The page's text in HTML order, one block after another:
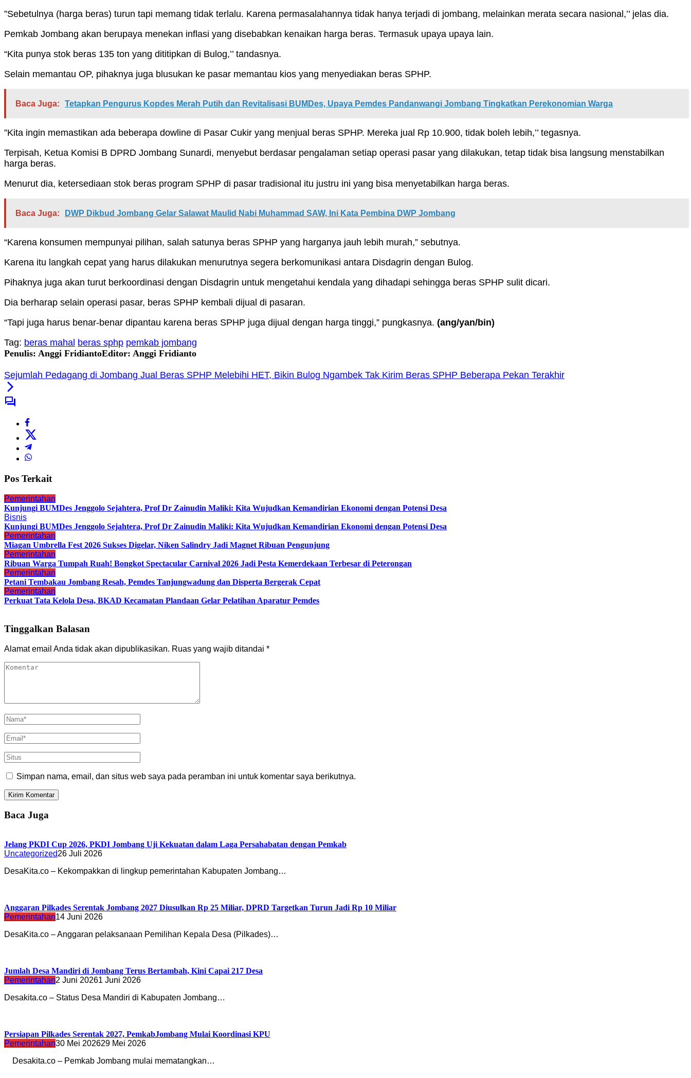
”Sebetulnya (harga beras) turun tapi memang tidak terlalu. Karena permasalahannya tidak hanya terjadi di jombang, melainkan merata secara nasional,’’ jelas dia.
Pemkab Jombang akan berupaya menekan inflasi yang disebabkan kenaikan harga beras. Termasuk upaya upaya lain.
“Kita punya stok beras 135 ton yang dititipkan di Bulog,’’ tandasnya.
Selain memantau OP, pihaknya juga blusukan ke pasar memantau kios yang menyediakan beras SPHP.
Baca Juga: Tetapkan Pengurus Kopdes Merah Putih dan Revitalisasi BUMDes, Upaya Pemdes Pandanwangi Jombang Tingkatkan Perekonomian Warga
”Kita ingin memastikan ada beberapa dowline di Pasar Cukir yang menjual beras SPHP. Mereka jual Rp 10.900, tidak boleh lebih,’’ tegasnya.
Terpisah, Ketua Komisi B DPRD Jombang Sunardi, menyebut berdasar pengalaman setiap operasi pasar yang dilakukan, tetap tidak bisa langsung menstabilkan
harga beras.
Menurut dia, ketersediaan stok beras program SPHP di pasar tradisional itu justru ini yang bisa menyetabilkan harga beras.
Baca Juga: DWP Dikbud Jombang Gelar Salawat Maulid Nabi Muhammad SAW, Ini Kata Pembina DWP Jombang
“Karena konsumen mempunyai pilihan, salah satunya beras SPHP yang harganya jauh lebih murah,” sebutnya.
Karena itu langkah cepat yang harus dilakukan menurutnya segera berkomunikasi antara Disdagrin dengan Bulog.
Pihaknya juga akan turut berkoordinasi dengan Disdagrin untuk mengetahui kendala yang dihadapi sehingga beras SPHP sulit dicari.
Dia berharap selain operasi pasar, beras SPHP kembali dijual di pasaran.
“Tapi juga harus benar-benar dipantau karena beras SPHP juga dijual dengan harga tinggi,” pungkasnya. (ang/yan/bin)
Tag: beras mahal beras sphp pemkab jombang
Penulis: Anggi FridiantoEditor: Anggi Fridianto
Sejumlah Pedagang di Jombang Jual Beras SPHP Melebihi HET, Bikin Bulog Ngambek Tak Kirim Beras SPHP Beberapa Pekan Terakhir
Pos Terkait
Pemerintahan
Kunjungi BUMDes Jenggolo Sejahtera, Prof Dr Zainudin Maliki: Kita Wujudkan Kemandirian Ekonomi dengan Potensi Desa
Bisnis
Kunjungi BUMDes Jenggolo Sejahtera, Prof Dr Zainudin Maliki: Kita Wujudkan Kemandirian Ekonomi dengan Potensi Desa
Pemerintahan
Miagan Umbrella Fest 2026 Sukses Digelar, Niken Salindry Jadi Magnet Ribuan Pengunjung
Pemerintahan
Ribuan Warga Tumpah Ruah! Bongkot Spectacular Carnival 2026 Jadi Pesta Kemerdekaan Terbesar di Peterongan
Pemerintahan
Petani Tembakau Jombang Resah, Pemdes Tanjungwadung dan Disperta Bergerak Cepat
Pemerintahan
Perkuat Tata Kelola Desa, BKAD Kecamatan Plandaan Gelar Pelatihan Aparatur Pemdes
Tinggalkan Balasan
Alamat email Anda tidak akan dipublikasikan. Ruas yang wajib ditandai *
Simpan nama, email, dan situs web saya pada peramban ini untuk komentar saya berikutnya.
Baca Juga
Jelang PKDI Cup 2026, PKDI Jombang Uji Kekuatan dalam Laga Persahabatan dengan Pemkab
Uncategorized26 Juli 2026
DesaKita.co – Kekompakkan di lingkup pemerintahan Kabupaten Jombang…
Anggaran Pilkades Serentak Jombang 2027 Diusulkan Rp 25 Miliar, DPRD Targetkan Turun Jadi Rp 10 Miliar
Pemerintahan14 Juni 2026
DesaKita.co – Anggaran pelaksanaan Pemilihan Kepala Desa (Pilkades)…
Jumlah Desa Mandiri di Jombang Terus Bertambah, Kini Capai 217 Desa
Pemerintahan2 Juni 20261 Juni 2026
Desakita.co – Status Desa Mandiri di Kabupaten Jombang…
Persiapan Pilkades Serentak 2027, PemkabJombang Mulai Koordinasi KPU
Pemerintahan30 Mei 202629 Mei 2026
Desakita.co – Pemkab Jombang mulai mematangkan…